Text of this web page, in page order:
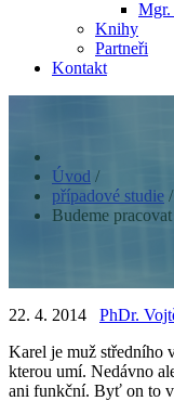
Mgr.
Knihy
Partneři
Kontakt
Úvod /
případové studie /
Budeme
22. 4. 2014
PhDr.
Karel je muž středního
kterou umí. Nedávno
ani funkční. Byť on to